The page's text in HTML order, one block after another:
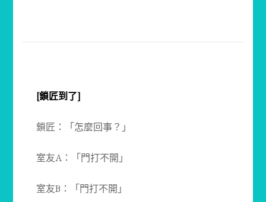
[鎖匠到了]
鎖匠：「怎麼回事？」
室友A：「門打不開」
室友B：「門打不開」